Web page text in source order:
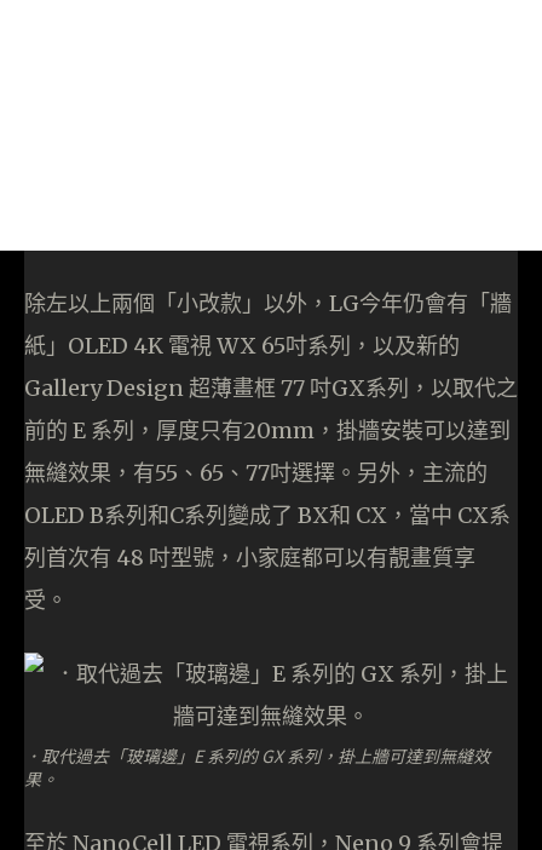
除左以上兩個「小改款」以外，LG今年仍會有「牆
紙」OLED 4K 電視 WX 65吋系列，以及新的
Gallery Design 超薄畫框 77 吋GX系列，以取代之
前的 E 系列，厚度只有20mm，掛牆安裝可以達到
無縫效果，有55、65、77吋選擇。另外，主流的
OLED B系列和C系列變成了 BX和 CX，當中 CX系
列首次有 48 吋型號，小家庭都可以有靚畫質享
受。
．取代過去「玻璃邊」E 系列的 GX 系列，掛上牆可達到無縫效
果。
至於 NanoCell LED 電視系列，Neno 9 系列會提